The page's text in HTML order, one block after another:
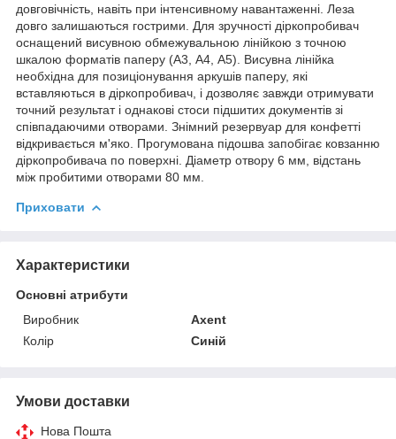
довговічність, навіть при інтенсивному навантаженні. Леза
довго залишаються гострими. Для зручності діркопробивач
оснащений висувною обмежувальною лінійкою з точною
шкалою форматів паперу (А3, А4, А5). Висувна лінійка
необхідна для позиціонування аркушів паперу, які
вставляються в діркопробивач, і дозволяє завжди отримувати
точний результат і однакові стоси підшитих документів зі
співпадаючими отворами. Знімний резервуар для конфетті
відкривається м'яко. Прогумована підошва запобігає ковзанню
діркопробивача по поверхні. Діаметр отвору 6 мм, відстань
між пробитими отворами 80 мм.
Приховати
Характеристики
Основні атрибути
Виробник
Axent
Колір
Синій
Умови доставки
Нова Пошта